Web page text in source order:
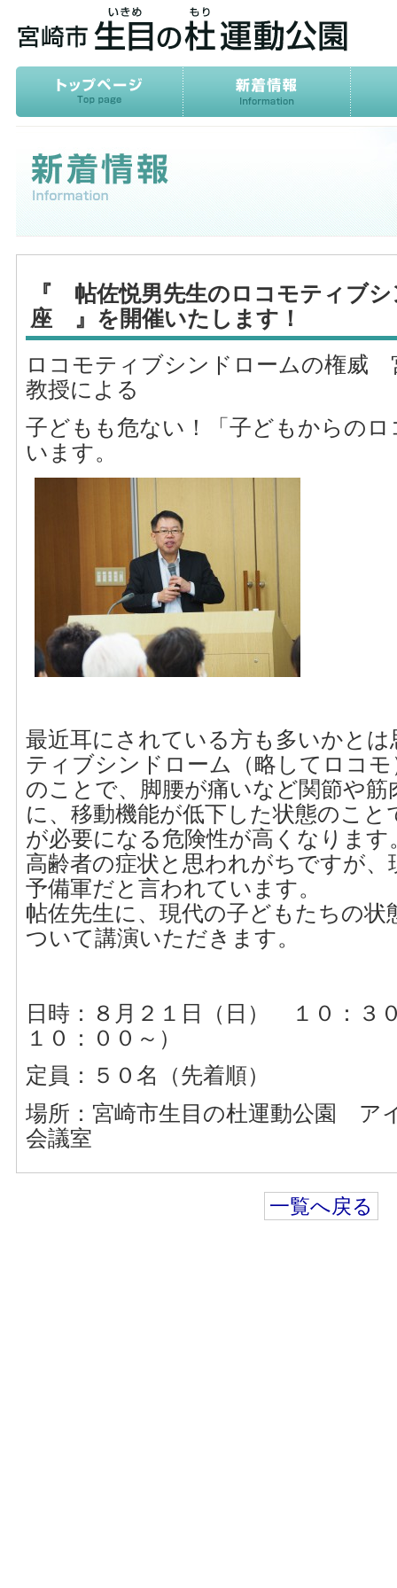
『 帖佐悦男先生のロコモティブ
座 』を開催いたします！
ロコモティブシンドロームの権威
教授による
子どもも危ない！「子どもからの
います。
最近耳にされている方も多いかと
ティブシンドローム（略してロコ
のことで、脚腰が痛いなど関節や
に、移動機能が低下した状態のこと
が必要になる危険性が高くなります
高齢者の症状と思われがちですが
予備軍だと言われています。
帖佐先生に、現代の子どもたちの状
ついて講演いただきます。
日時：８月２１日（日） １０：３
１０：００～）
定員：５０名（先着順）
場所：宮崎市生目の杜運動公園 ア
会議室
一覧へ戻る